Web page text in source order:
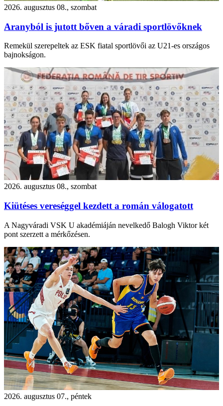
2026. augusztus 08., szombat
Aranyból is jutott bőven a váradi sportlövőknek
Remekül szerepeltek az ESK fiatal sportlövői az U21-es országos
bajnokságon.
2026. augusztus 08., szombat
Kiütéses vereséggel kezdett a román válogatott
A Nagyváradi VSK U akadémiáján nevelkedő Balogh Viktor két
pont szerzett a mérkőzésen.
2026. augusztus 07., péntek